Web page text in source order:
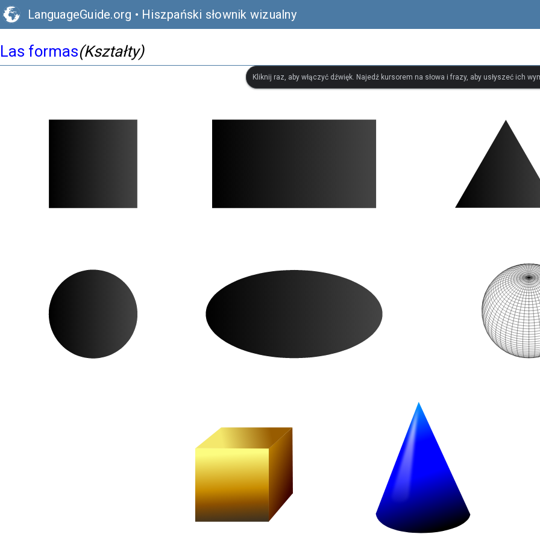
LanguageGuide.org • Hiszpański słownik wizualny
Las formas(Kształty)
Kliknij raz, aby włączyć dźwięk. Najedź kursorem na słowa i frazy, aby usłyszeć ich